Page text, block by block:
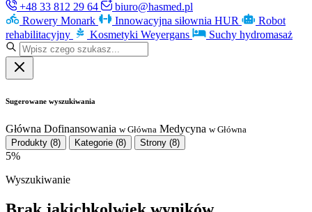
+48 33 812 29 64
biuro@hasmed.pl
Rowery Monark
Innowacyjna siłownia HUR
Robot
rehabilitacyjny
Kosmetyki Weyergans Suchy hydromasaż
Sugerowane wyszukiwania
Główna Dofinansowania w Główna Medycyna w Główna
Produkty (8) Kategorie (8) Strony (8)
5%
Wyszukiwanie